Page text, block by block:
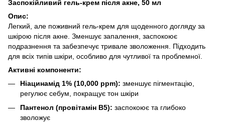
Заспокійливий гель-крем після акне, 50 мл
Опис:
Легкий, але поживний гель-крем для щоденного догляду за
шкірою після акне. Зменшує запалення, заспокоює
подразнення та забезпечує тривале зволоження. Підходить
для всіх типів шкіри, особливо для чутливої та проблемної.
Активні компоненти:
Ніацинамід 1% (10,000 ppm): зменшує пігментацію,
регулює себум, покращує тон шкіри
Пантенол (провітамін В5): заспокоює та глибоко
зволожує